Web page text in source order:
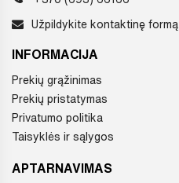
Užpildykite kontaktinę formą
INFORMACIJA
Prekių grąžinimas
Prekių pristatymas
Privatumo politika
Taisyklės ir sąlygos
APTARNAVIMAS